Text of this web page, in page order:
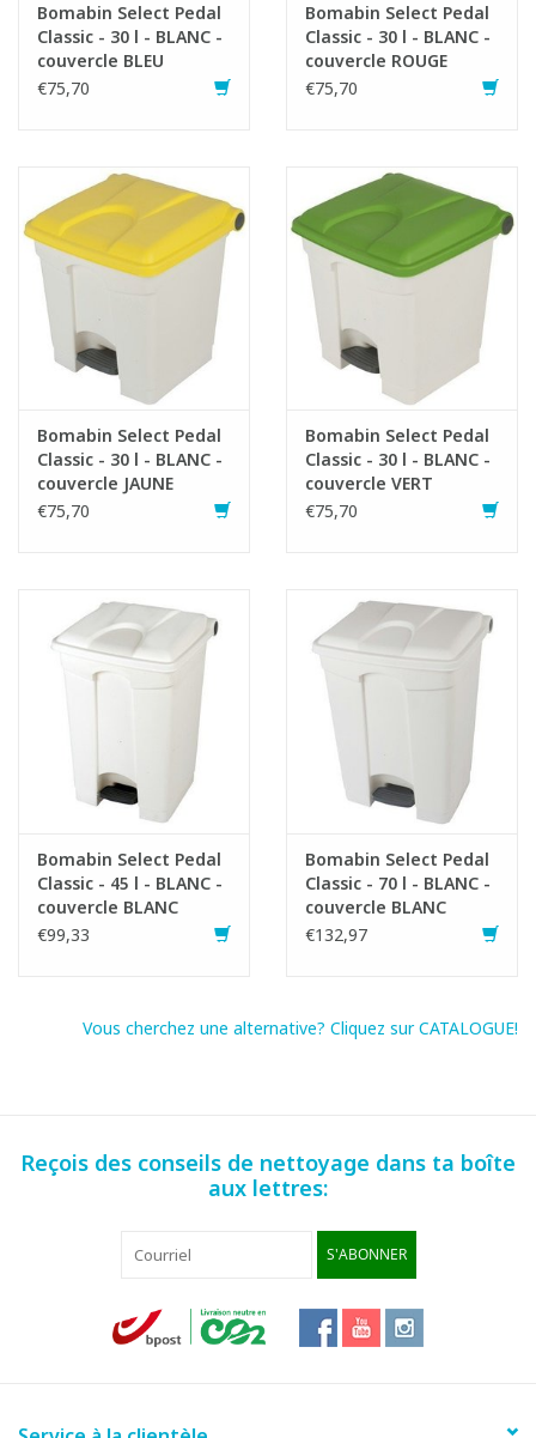
Bomabin Select Pedal
Classic - 30 l - BLANC -
couvercle BLEU
€75,70
Bomabin Select Pedal
Classic - 30 l - BLANC -
couvercle ROUGE
€75,70
Bomabin Select Pedal
Classic - 30 l - BLANC -
couvercle JAUNE
€75,70
Bomabin Select Pedal
Classic - 30 l - BLANC -
couvercle VERT
€75,70
Bomabin Select Pedal
Classic - 45 l - BLANC -
couvercle BLANC
€99,33
Bomabin Select Pedal
Classic - 70 l - BLANC -
couvercle BLANC
€132,97
Vous cherchez une alternative? Cliquez sur CATALOGUE!
Reçois des conseils de nettoyage dans ta boîte
aux lettres:
S'ABONNER